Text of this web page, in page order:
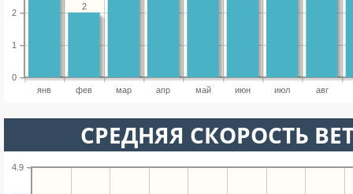
янв фев мар апр май июн июл авг
0
1
2
2
СРЕДНЯЯ СКОРОСТЬ
4.9